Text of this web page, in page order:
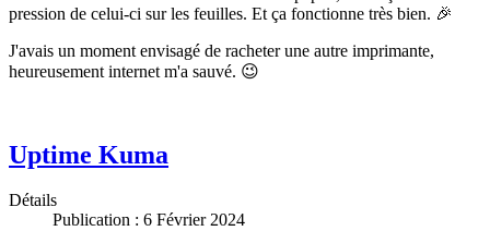
pression de celui-ci sur les feuilles. Et ça fonctionne très bien. 🎉
J'avais un moment envisagé de racheter une autre imprimante,
heureusement internet m'a sauvé. 😉
Uptime Kuma
Détails
Publication : 6 Février 2024